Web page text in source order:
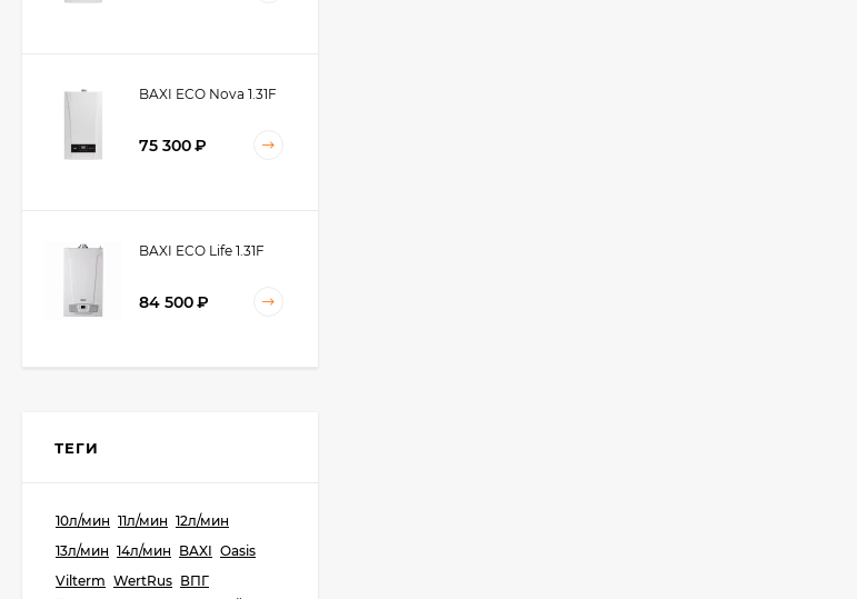
BAXI ECO Nova 1.31F
75 300₽
BAXI ECO Life 1.31F
84 500₽
ТЕГИ
10л/мин 11л/мин 12л/мин
13л/мин 14л/мин BAXI Oasis
Vilterm WertRus ВПГ